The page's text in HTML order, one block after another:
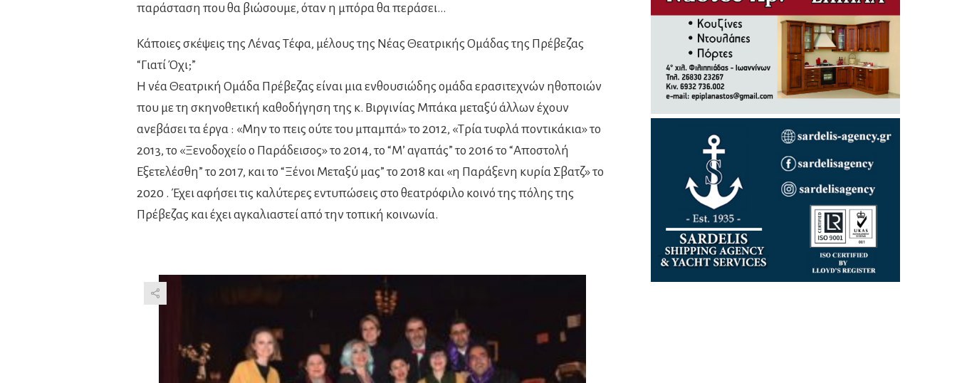
παράσταση που θα βιώσουμε, όταν η μπόρα θα περάσει…
Κάποιες σκέψεις της Λένας Τέφα, μέλους της Νέας Θεατρικής Ομάδας της Πρέβεζας
“Γιατί Όχι;”
Η νέα Θεατρική Ομάδα Πρέβεζας είναι μια ενθουσιώδης ομάδα ερασιτεχνών ηθοποιών
που με τη σκηνοθετική καθοδήγηση της κ. Βιργινίας Μπάκα μεταξύ άλλων έχουν
ανεβάσει τα έργα : «Μην το πεις ούτε του μπαμπά» το 2012, «Τρία τυφλά ποντικάκια» το
2013, το «Ξενοδοχείο ο Παράδεισος» το 2014, το “Μ’ αγαπάς” το 2016 το “Αποστολή
Εξετελέσθη” το 2017, και το “Ξένοι Μεταξύ μας” το 2018 και «η Παράξενη κυρία Σβατζ» το
2020 . Έχει αφήσει τις καλύτερες εντυπώσεις στο θεατρόφιλο κοινό της πόλης της
Πρέβεζας και έχει αγκαλιαστεί από την τοπική κοινωνία.